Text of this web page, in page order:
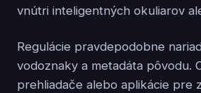
vnútri inteligentných okuliarov
Regulácie pravdepodobne
vodoznaky a metadáta pôvodu.
prehliadače alebo aplikácie pre